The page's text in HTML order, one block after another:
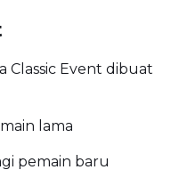
Classic Event dibuat
lama
pemain baru